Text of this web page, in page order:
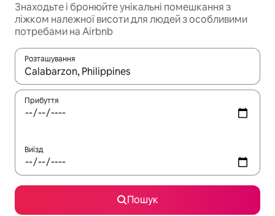
Знаходьте і бронюйте унікальні помешкання з
ліжком належної висоти для людей з особливими
потребами на Airbnb
Розташування
Отримавши результати пошуку, використовуйте для
Прибуття
Виїзд
Пошук